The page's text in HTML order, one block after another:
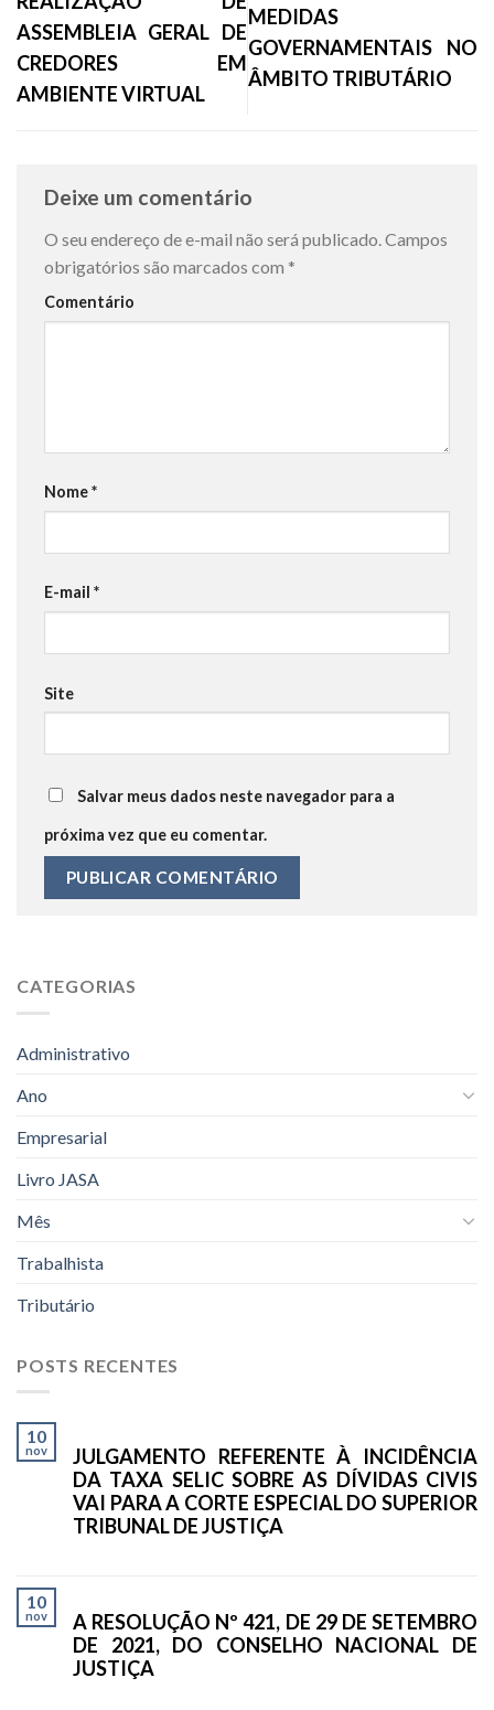
ASSEMBLEIA GERAL DE
CREDORES EM
AMBIENTE VIRTUAL
MEDIDAS
GOVERNAMENTAIS NO
ÂMBITO TRIBUTÁRIO
Deixe um comentário
O seu endereço de e-mail não será publicado.Campos
obrigatórios são marcados com *
Comentário
Nome*
E-mail *
Site
Salvar meus dados neste navegador para a
próxima vez que eu comentar.
CATEGORIAS
Administrativo
Ano
Empresarial
Livro JASA
Mês
Trabalhista
Tributário
POSTS RECENTES
10
nov
JULGAMENTO REFERENTE À INCIDÊNCIA
DA TAXA SELIC SOBRE AS DÍVIDAS CIVIS
VAI PARA A CORTE ESPECIAL DO SUPERIOR
TRIBUNAL DE JUSTIÇA
10
nov
A RESOLUÇÃO Nº 421, DE 29 DE SETEMBRO
DE 2021, DO CONSELHO NACIONAL DE
JUSTIÇA